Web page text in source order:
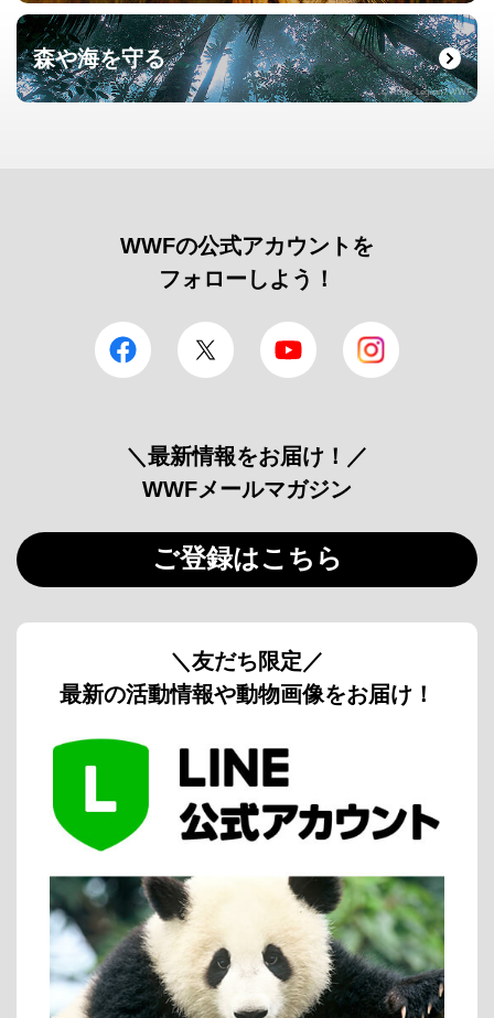
森や海を守る
© Roger Leguen / WWF
WWFの公式アカウントを
フォローしよう！
facebook Twitter YouTube
＼最新情報をお届け！／
WWFメールマガジン
ご登録はこちら
＼友だち限定／
最新の活動情報や動物画像をお届け！